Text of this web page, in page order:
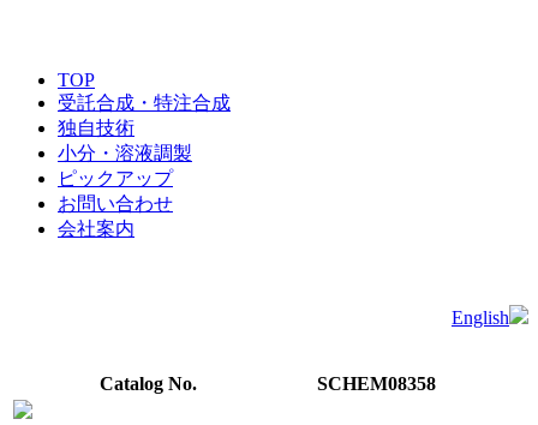
TOP
受託合成・特注合成
独自技術
小分・溶液調製
ピックアップ
お問い合わせ
会社案内
English
Catalog No. SCHEM08358